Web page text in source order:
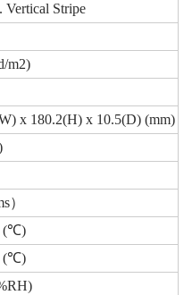
Vertical Stripe
m2)
x 180.2(H) x 10.5(D) (mm)
）
(℃)
(℃)